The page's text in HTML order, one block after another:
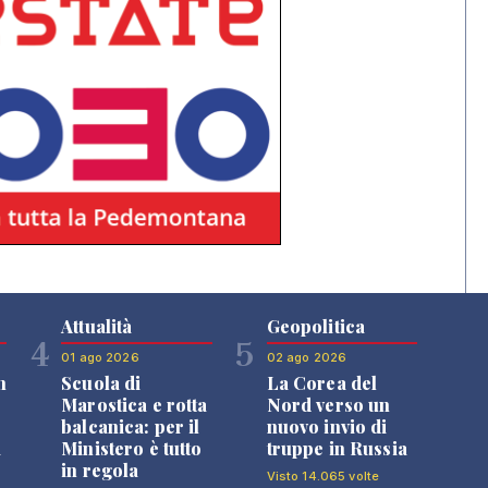
4
Attualità
01 ago 2026
Scuola di
Marostica e rotta
balcanica: per il
Ministero è tutto
in regola
5
Geopolitica
02 ago 2026
La Corea del
Nord verso un
nuovo invio di
truppe in Russia
Visto 14.065 volte